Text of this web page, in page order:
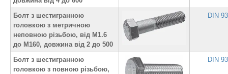
Болт з шестигранною
головкою з метричною
неповною різьбою, від М1.6
до М160, довжина від 2 до 500
DIN
Болт з шестигранною
головкою з повною різьбою,
DIN